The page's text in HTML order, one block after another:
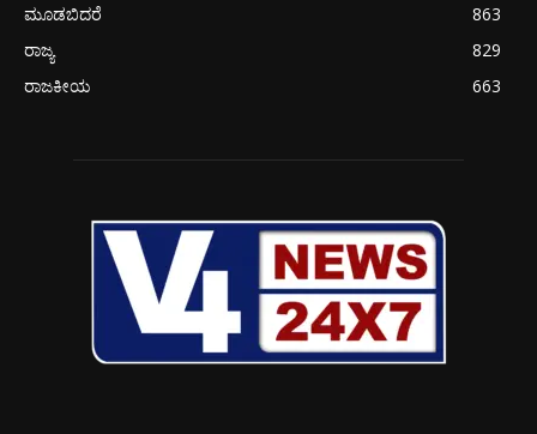
ಮೂಡಬಿದರೆ
863
ರಾಜ್ಯ
829
ರಾಜಕೀಯ
663